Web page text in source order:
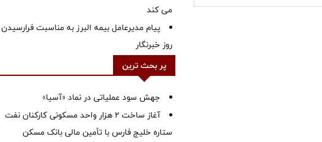
می کند
پیام مدیرعامل بیمه البرز به مناسبت فرارسیدن
روز خبرنگار
پر بحث ترین
جهش سود عملیاتی در نماد «آسیا»
آغاز ساخت ۲ هزار واحد مسکونی کارکنان نفت
ستاره خلیج فارس با تأمین مالی بانک مسکن